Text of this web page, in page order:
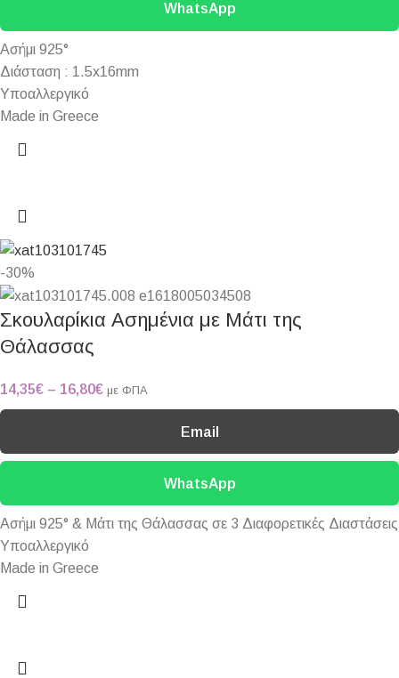
WhatsApp
Ασήμι 925°
Διάσταση : 1.5x16mm
Υποαλλεργικό
Made in Greece
-30%
Σκουλαρίκια Ασημένια με Μάτι της
Θάλασσας
14,35€ – 16,80€ με ΦΠΑ
Email
WhatsApp
Ασήμι 925° & Μάτι της Θάλασσας σε 3 Διαφορετικές Διαστάσεις
Υποαλλεργικό
Made in Greece